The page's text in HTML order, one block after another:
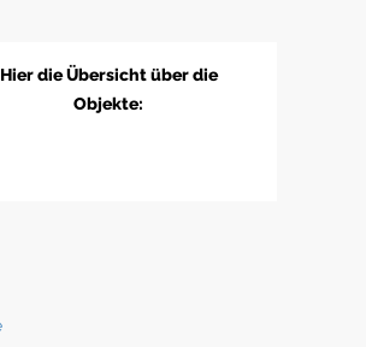
Hier die Übersicht über die
Objekte: